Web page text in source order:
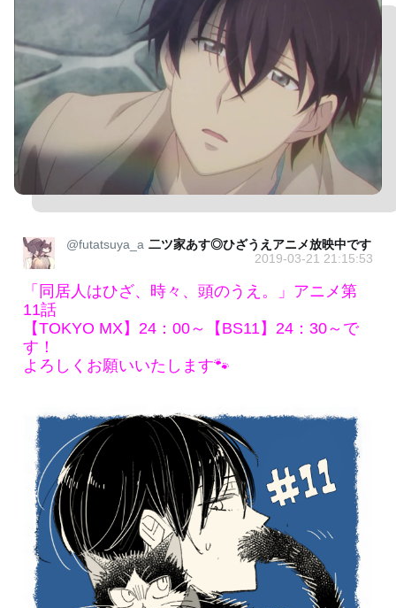
@futatsuya_a 二ツ家あす◎ひざうえアニメ放映中です
2019-03-21 21:15:53
「同居人はひざ、時々、頭のうえ。」アニメ第
11話
【TOKYO MX】24：00～【BS11】24：30～で
す！
よろしくお願いいたします🐾